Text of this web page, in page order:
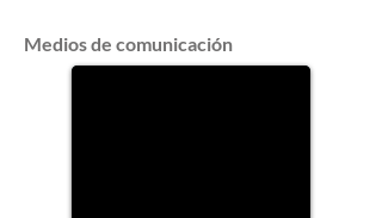
Medios de comunicación